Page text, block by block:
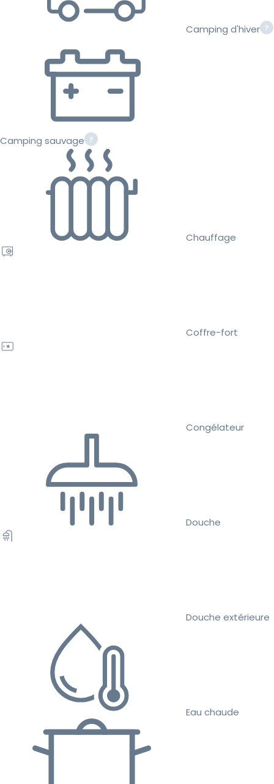
Camping d'hiver
Camping sauvage
Chauffage
Coffre-fort
Congélateur
Douche
Douche extérieure
Eau chaude